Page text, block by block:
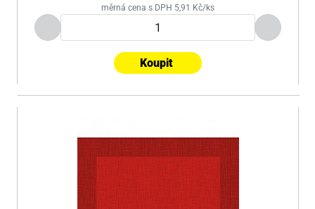
měrná cena s DPH 5,91 Kč/ks
Koupit